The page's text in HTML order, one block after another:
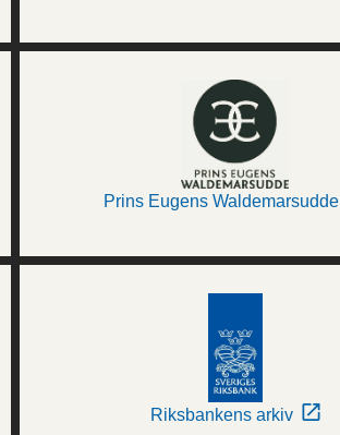
Prins Eugens Waldemarsudde
Riksbankens arkiv